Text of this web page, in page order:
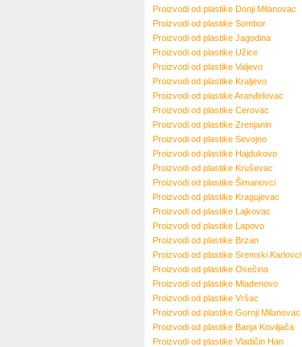
Proizvodi od plastike Donji Milanovac
Proizvodi od plastike Sombor
Proizvodi od plastike Jagodina
Proizvodi od plastike Užice
Proizvodi od plastike Valjevo
Proizvodi od plastike Kraljevo
Proizvodi od plastikeAranđelovac
Proizvodi od plastike Cerovac
Proizvodi od plastike Zrenjanin
Proizvodi od plastike Sevojno
Proizvodi od plastike Hajdukovo
Proizvodi od plastike Kruševac
Proizvodi od plastike Šimanovci
Proizvodi od plastike Kragujevac
Proizvodi od plastike Lajkovac
Proizvodi od plastike Lapovo
Proizvodi od plastike Brzan
Proizvodi od plastike Sremski Karlovci
Proizvodi od plastike Osečina
Proizvodi od plastike Mladenovo
Proizvodi od plastike Vršac
Proizvodi od plastike Gornji Milanovac
Proizvodi od plastike Banja Koviljača
Proizvodi od plastike Vladičin Han